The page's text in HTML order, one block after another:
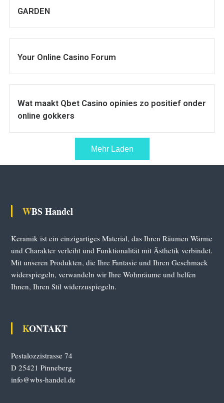
GARDEN
Your Online Casino Forum
Wat maakt Qbet Casino opinies zo positief onder
online gokkers
Mehr Laden
WBS Handel
Keramik ist ein einzigartiges Material, das Ihren Räumen Wärme
und Charakter verleiht und Funktionalität mit Ästhetik verbindet.
Mit unseren Produkten, die Ihre Fantasie und Ihren Geschmack
widerspiegeln, verwandeln wir Ihre Wohnräume und helfen
Ihnen, Ihren Stil widerzuspiegeln.
KONTAKT
Pestalozzistrasse 74
D 25421 Pinneberg
info@wbs-handel.de